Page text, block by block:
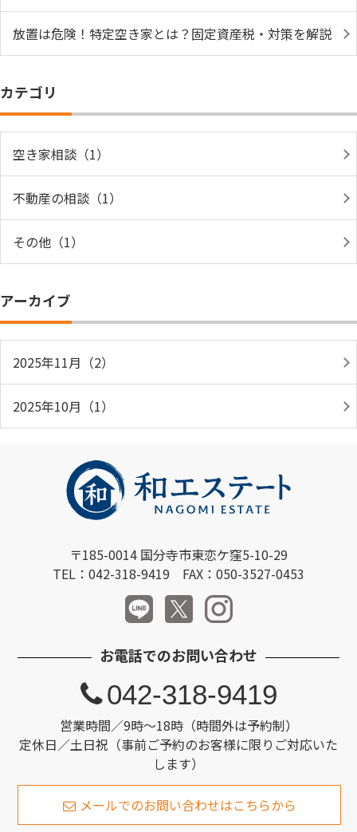
放置は危険！特定空き家とは？固定資産税・対策を解説
カテゴリ
空き家相談（1）
不動産の相談（1）
その他（1）
アーカイブ
2025年11月（2）
2025年10月（1）
〒185-0014 国分寺市東恋ケ窪5-10-29
TEL：042-318-9419 FAX：050-3527-0453
お電話でのお問い合わせ
営業時間／9時～18時（時間外は予約制）
定休日／土日祝（事前ご予約のお客様に限りご対応いた
します）
042-318-9419
メールでのお問い合わせはこちらから